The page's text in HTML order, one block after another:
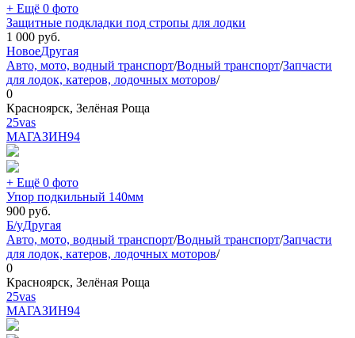
+ Ещё 0 фото
Защитные подкладки под стропы для лодки
1 000 руб.
НовоеДругая
Авто, мото, водный транспорт/Водный транспорт/Запчасти
для лодок, катеров, лодочных моторов/
0
Красноярск, Зелёная Роща
25vas
МАГАЗИН94
+ Ещё 0 фото
Упор подкильный 140мм
900 руб.
Б/уДругая
Авто, мото, водный транспорт/Водный транспорт/Запчасти
для лодок, катеров, лодочных моторов/
0
Красноярск, Зелёная Роща
25vas
МАГАЗИН94